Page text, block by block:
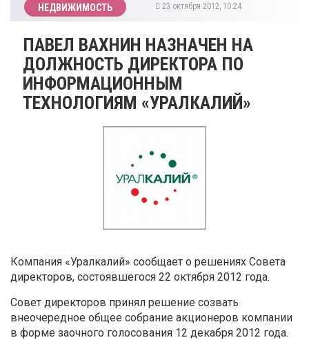
НЕДВИЖИМОСТЬ 23 октября 2012, 10:24
ПАВЕЛ ВАХНИН НАЗНАЧЕН НА
ДОЛЖНОСТЬ ДИРЕКТОРА ПО
ИНФОРМАЦИОННЫМ
ТЕХНОЛОГИЯМ «УРАЛКАЛИЙ»
Компания «Уралкалий» сообщает о решениях Совета
директоров, состоявшегося 22 октября 2012 года.
Совет директоров принял решение созвать
внеочередное общее собрание акционеров компании
в форме заочного голосования 12 декабря 2012 года.